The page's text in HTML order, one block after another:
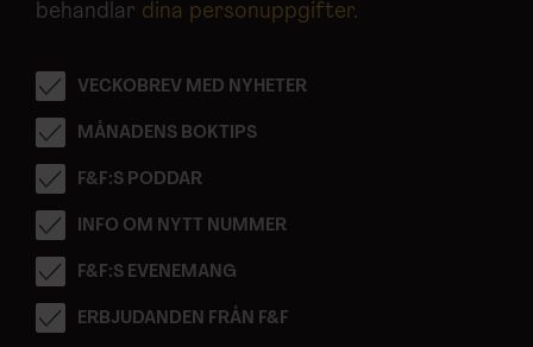
behandlar dina personuppgifter.
VECKOBREV MED NYHETER
MÅNADENS BOKTIPS
F&F:S PODDAR
INFO OM NYTT NUMMER
F&F:S EVENEMANG
ERBJUDANDEN FRÅN F&F